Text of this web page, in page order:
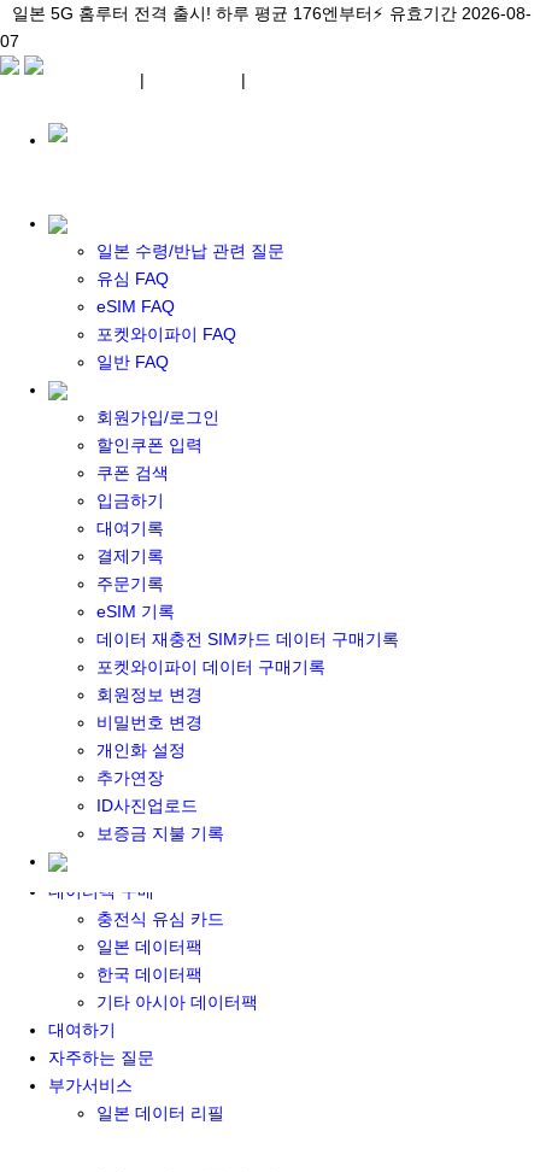
일본 5G 홈루터 전격 출시! 하루 평균 176엔부터⚡ 유효기간 2026-08-
07
일본 수령/반납 관련 질문
유심 FAQ
eSIM FAQ
포켓와이파이 FAQ
일반 FAQ
회원가입/로그인
할인쿠폰 입력
쿠폰 검색
입금하기
대여기록
결제기록
주문기록
eSIM 기록
데이터 재충전 SIM카드 데이터 구매기록
포켓와이파이 데이터 구매기록
회원정보 변경
비밀번호 변경
개인화 설정
추가연장
ID사진업로드
보증금 지불 기록
\아이비디오 eSIM🇯🇵/ 일본 3대 현지망 모두 플랜 완비! 유효기간
2026-08-07
일본 5G 홈루터 전격 출시! 하루 평균 176엔부터⚡ 유효기간 2026-08-
07
| |
포켓 와이파이 대여
일본 와이파이
일본 계약 와이파이
eSIM
일본 eSIM
한국 eSIM
대만 eSIM
기타 아시아 eSIM
eSIM 개통 설명서
포켓와이파이&데이터 구매
포켓와이파이 구매
일본 DATA
기타 아시아 DATA
MACARON DATA
DATA 이용 설명서
유심 구매
일본유심
한국유심
대만유심
기타 아시아 유심
데이터팩 구매
충전식 유심 카드
일본 데이터팩
한국 데이터팩
기타 아시아 데이터팩
대여하기
자주하는 질문
부가서비스
일본 데이터 리필